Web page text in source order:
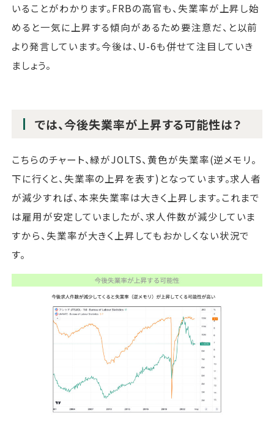
いることがわかります。FRBの高官も、失業率が上昇し始
めると一気に上昇する傾向があるため要注意だ、と以前
より発言しています。今後は、U-6も併せて注目していき
ましょう。
では、今後失業率が上昇する可能性は？
こちらのチャート、緑がJOLTS、黄色が失業率(逆メモリ。
下に行くと、失業率の上昇を表す)となっています。求人者
が減少すれば、本来失業率は大きく上昇します。これまで
は雇用が安定していましたが、求人件数が減少していま
すから、失業率が大きく上昇してもおかしくない状況で
す。